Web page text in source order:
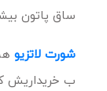
ساق پاتون
شورت لاتزیو
ب خریداریش